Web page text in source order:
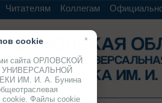
Читателям Коллегам
×
cookie
сайта ОРЛОВСКОЙ
ИМ. И. А. Бунина
cookie. Файлы cookie